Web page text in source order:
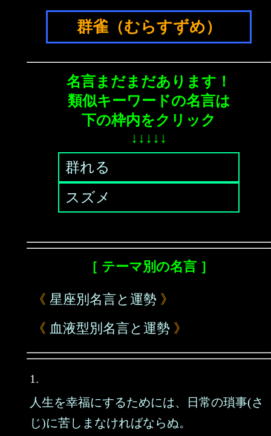
群雀（むらすずめ）
名言まだまだあります！
類似キーワードの名言は
下の枠内をクリック
↓↓↓↓↓
群れる
スズメ
［ テーマ別の名言 ］
《 星座別名言と運勢 》
《 血液型別名言と運勢 》
1.
人生を幸福にするためには、日常の瑣事(さ
じ)に苦しまなければならぬ。